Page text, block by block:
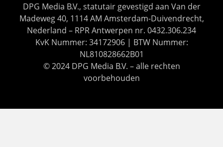
DPG Media B.V., statutair gevestigd aan Van der
Madeweg 40, 1114 AM Amsterdam-Duivendrecht,
Nederland – RPR Antwerpen nr. 0432.306.234
KvK Nummer: 34172906 | BTW Nummer:
NL810828662B01
© 2024 DPG Media B.V. – alle rechten
voorbehouden